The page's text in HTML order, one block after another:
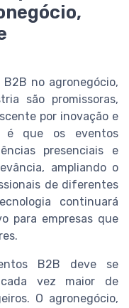
no agronegócio,
são promissoras,
por inovação e
é que os eventos
presenciais e
ampliando o
de diferentes
continuará
para empresas que
B2B deve se
vez maior de
O agronegócio,